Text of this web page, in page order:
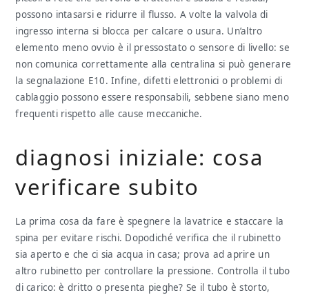
possono intasarsi e ridurre il flusso. A volte la valvola di
ingresso interna si blocca per calcare o usura. Un’altro
elemento meno ovvio è il pressostato o sensore di livello: se
non comunica correttamente alla centralina si può generare
la segnalazione E10. Infine, difetti elettronici o problemi di
cablaggio possono essere responsabili, sebbene siano meno
frequenti rispetto alle cause meccaniche.
diagnosi iniziale: cosa
verificare subito
La prima cosa da fare è spegnere la lavatrice e staccare la
spina per evitare rischi. Dopodiché verifica che il rubinetto
sia aperto e che ci sia acqua in casa; prova ad aprire un
altro rubinetto per controllare la pressione. Controlla il tubo
di carico: è dritto o presenta pieghe? Se il tubo è storto,